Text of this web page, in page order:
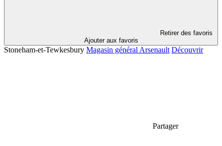
Retirer des favoris
Ajouter aux favoris
Stoneham-et-Tewkesbury Magasin général Arsenault Découvrir
Partager